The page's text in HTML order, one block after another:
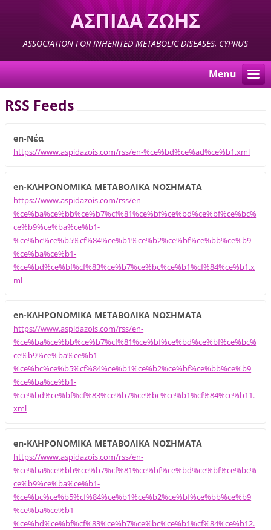
ΑΣΠΙΔΑ ΖΩΗΣ
ASSOCIATION FOR INHERITED METABOLIC DISEASES, CYPRUS
Menu
RSS Feeds
en-Νέα
https://www.aspidazois.com/rss/en-%ce%bd%ce%ad%ce%b1.xml
en-ΚΛΗΡΟΝΟΜΙΚΑ ΜΕΤΑΒΟΛΙΚΑ ΝΟΣΗΜΑΤΑ
https://www.aspidazois.com/rss/en-
%ce%ba%ce%bb%ce%b7%cf%81%ce%bf%ce%bd%ce%bf%ce%bc%
ce%b9%ce%ba%ce%b1-
%ce%bc%ce%b5%cf%84%ce%b1%ce%b2%ce%bf%ce%bb%ce%b9
%ce%ba%ce%b1-
%ce%bd%ce%bf%cf%83%ce%b7%ce%bc%ce%b1%cf%84%ce%b1.x
ml
en-ΚΛΗΡΟΝΟΜΙΚΑ ΜΕΤΑΒΟΛΙΚΑ ΝΟΣΗΜΑΤΑ
https://www.aspidazois.com/rss/en-
%ce%ba%ce%bb%ce%b7%cf%81%ce%bf%ce%bd%ce%bf%ce%bc%
ce%b9%ce%ba%ce%b1-
%ce%bc%ce%b5%cf%84%ce%b1%ce%b2%ce%bf%ce%bb%ce%b9
%ce%ba%ce%b1-
%ce%bd%ce%bf%cf%83%ce%b7%ce%bc%ce%b1%cf%84%ce%b11.
xml
en-ΚΛΗΡΟΝΟΜΙΚΑ ΜΕΤΑΒΟΛΙΚΑ ΝΟΣΗΜΑΤΑ
https://www.aspidazois.com/rss/en-
%ce%ba%ce%bb%ce%b7%cf%81%ce%bf%ce%bd%ce%bf%ce%bc%
ce%b9%ce%ba%ce%b1-
%ce%bc%ce%b5%cf%84%ce%b1%ce%b2%ce%bf%ce%bb%ce%b9
%ce%ba%ce%b1-
%ce%bd%ce%bf%cf%83%ce%b7%ce%bc%ce%b1%cf%84%ce%b12.